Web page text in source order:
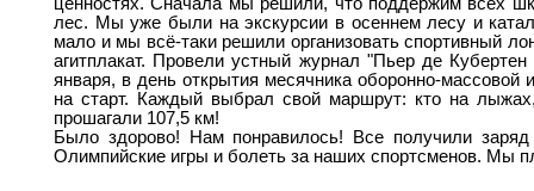
ценностях. Сначала мы решили, что поддержим всех
лес. Мы уже были на экскурсии в осеннем лесу и
мало и мы всё-таки решили организовать спортивный
агитплакат. Провели устный журнал "Пьер де
января, в день открытия месячника оборонно-
на старт. Каждый выбрал свой маршрут: кто на
прошагали 107,5 км!
Было здорово! Нам понравилось! Все получили
Олимпийские игры и болеть за наших спортсменов. Мы